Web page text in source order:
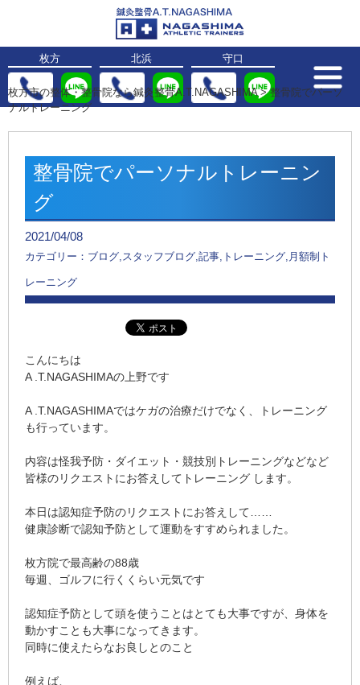
枚方 北浜 守口
枚方市の整体・整骨院なら鍼灸整骨A.T.NAGASHIMA>整骨院でパーソ
ナルトレーニング
整骨院でパーソナルトレーニン
グ
2021/04/08
カテゴリー：ブログ,スタッフブログ,記事,トレーニング,月額制ト
レーニング
こんにちは
A .T.NAGASHIMAの上野です
A .T.NAGASHIMAではケガの治療だけでなく、トレーニング
も行っています。
内容は怪我予防・ダイエット・競技別トレーニングなどなど
皆様のリクエストにお答えしてトレーニング します。
本日は認知症予防のリクエストにお答えして……
健康診断で認知予防として運動をすすめられました。
枚方院で最高齢の88歳
毎週、ゴルフに行くくらい元気です
認知症予防として頭を使うことはとても大事ですが、身体を
動かすことも大事になってきます。
同時に使えたらなお良しとのこと
例えば、